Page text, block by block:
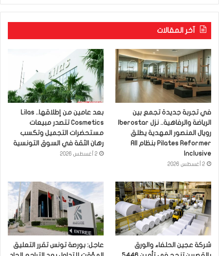
آخر المقالات
في تجربة جديدة تجمع بين
رويال المنصور المهدية يطلق
Pilates Reformer بنظام All
Inclusive
2 أغسطس 2026
بعد عامين من إطلاقها.. Lilas
Cosmetics تتصدر مبيعات
مستحضرات التجميل وتكسب
رهان الثقة في السوق التونسية
2 أغسطس 2026
شركة عجين الحلفاء والورق
عاجل: بورصة تونس تقرر التعليق